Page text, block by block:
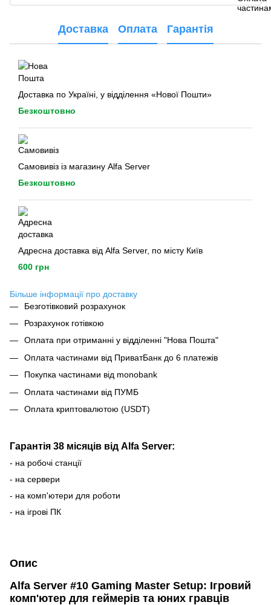
Доставка Оплата Гарантія
Доставка по Україні, у відділення «Нової Пошти»
Безкоштовно
Самовивіз із магазину Alfa Server
Безкоштовно
Адресна доставка від Alfa Server, по місту Київ
600 грн
Більше інформації про доставку
Безготівковий розрахунок
Розрахунок готівкою
Оплата при отриманні у відділенні "Нова Пошта"
Оплата частинами від ПриватБанк до 6 платежів
Покупка частинами від monobank
Оплата частинами від ПУМБ
Оплата криптовалютою (USDT)
Гарантія 38 місяців від Alfa Server:
- на робочі станції
- на сервери
- на комп'ютери для роботи
- на ігрові ПК
Опис
Alfa Server #10 Gaming Master Setup: Ігровий
комп'ютер для геймерів та юних гравців